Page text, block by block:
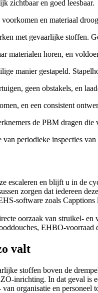
zichtbaar en goed leesbaar.
en materiaal
met gevaarlijke stoffen.
materialen horen, en
manier gestapeld.
geen obstakels, en
en een consistent
de PBM dragen die
van periodieke inspecties
escaleren en blijft u in de
zorgen dat iedereen
software zoals Capptions
oorzaak van struikel-
EHBO-voorraad
valt
stoffen boven de
inrichting. In dat geval
organisatie en